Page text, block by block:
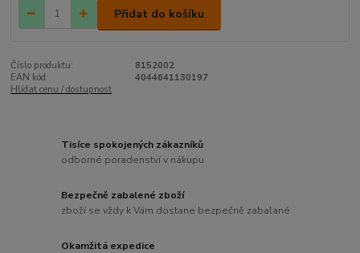
Přidat do košíku
Číslo produktu:
8152002
EAN kód:
4044641130197
Hlídat cenu / dostupnost
Tisíce spokojených zákazníků
odborné poradenství v nákupu
Bezpečně zabalené zboží
zboží se vždy k Vám dostane bezpečně zabalané
Okamžitá expedice